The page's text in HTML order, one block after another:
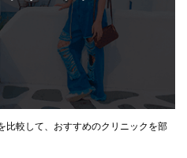
比較して、おすすめのクリニックを部